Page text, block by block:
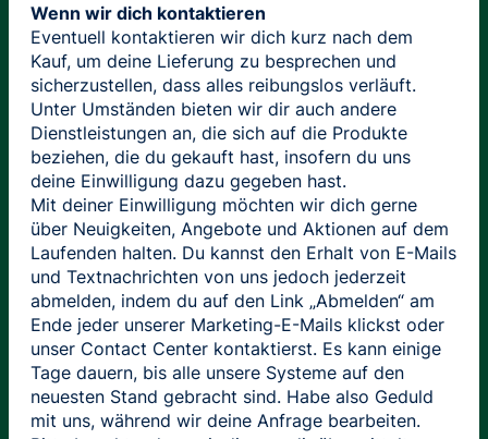
Wenn wir dich kontaktieren
Eventuell kontaktieren wir dich kurz nach dem
Kauf, um deine Lieferung zu besprechen und
sicherzustellen, dass alles reibungslos verläuft.
Unter Umständen bieten wir dir auch andere
Dienstleistungen an, die sich auf die Produkte
beziehen, die du gekauft hast, insofern du uns
deine Einwilligung dazu gegeben hast.
Mit deiner Einwilligung möchten wir dich gerne
über Neuigkeiten, Angebote und Aktionen auf dem
Laufenden halten. Du kannst den Erhalt von E-Mails
und Textnachrichten von uns jedoch jederzeit
abmelden, indem du auf den Link „Abmelden“ am
Ende jeder unserer Marketing-E-Mails klickst oder
unser Contact Center kontaktierst. Es kann einige
Tage dauern, bis alle unsere Systeme auf den
neuesten Stand gebracht sind. Habe also Geduld
mit uns, während wir deine Anfrage bearbeiten.